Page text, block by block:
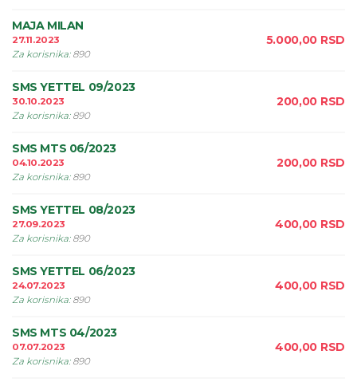
MAJA MILAN
27.11.2023
Za korisnika: 890
5.000,00 RSD
SMS YETTEL 09/2023
30.10.2023
Za korisnika: 890
200,00 RSD
SMS MTS 06/2023
04.10.2023
Za korisnika: 890
200,00 RSD
SMS YETTEL 08/2023
27.09.2023
Za korisnika: 890
400,00 RSD
SMS YETTEL 06/2023
24.07.2023
Za korisnika: 890
400,00 RSD
SMS MTS 04/2023
07.07.2023
Za korisnika: 890
400,00 RSD